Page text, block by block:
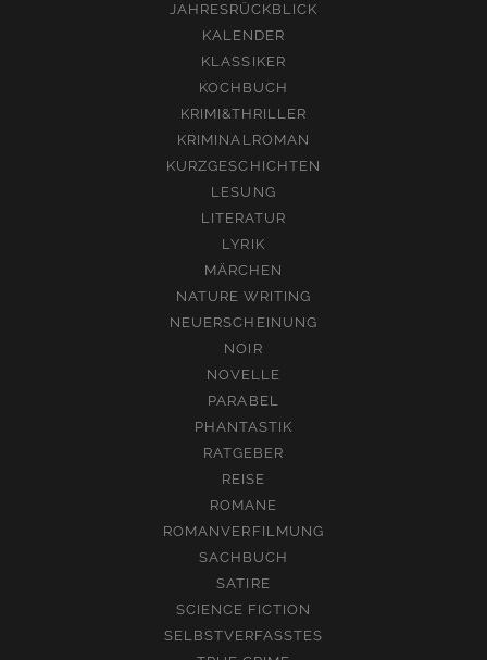
JAHRESRÜCKBLICK
KALENDER
KLASSIKER
KOCHBUCH
KRIMI&THRILLER
KRIMINALROMAN
KURZGESCHICHTEN
LESUNG
LITERATUR
LYRIK
MÄRCHEN
NATURE WRITING
NEUERSCHEINUNG
NOIR
NOVELLE
PARABEL
PHANTASTIK
RATGEBER
REISE
ROMANE
ROMANVERFILMUNG
SACHBUCH
SATIRE
SCIENCE FICTION
SELBSTVERFASSTES